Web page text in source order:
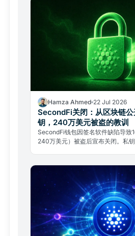
Hamza Ahmed 22 Jul 2026
SecondFi关闭：从区块链
钥，240万美元被盗的教训
SecondFi钱包因签名软件缺陷导致
240万美元）被盗后宣布关闭。私